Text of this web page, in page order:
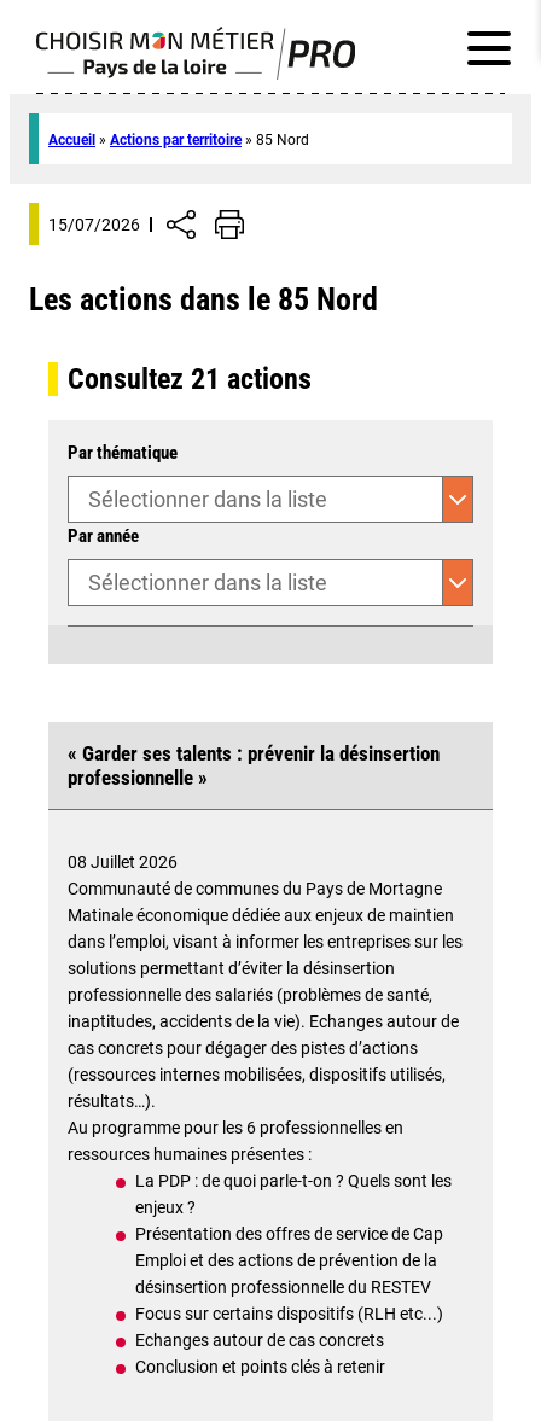
Accueil » Actions par territoire» 85 Nord
15/07/2026
Les actions dans le 85 Nord
Consultez 21 actions
Par thématique
Par année
« Garder ses talents : prévenir la désinsertion
professionnelle »
08 Juillet 2026
Communauté de communes du Pays de Mortagne
Matinale économique dédiée aux enjeux de maintien
dans l’emploi, visant à informer les entreprises sur les
solutions permettant d’éviter la désinsertion
professionnelle des salariés (problèmes de santé,
inaptitudes, accidents de la vie). Echanges autour de
cas concrets pour dégager des pistes d’actions
(ressources internes mobilisées, dispositifs utilisés,
résultats…).
Au programme pour les 6 professionnelles en
ressources humaines présentes :
La PDP : de quoi parle-t-on ? Quels sont les
enjeux ?
Présentation des offres de service de Cap
Emploi et des actions de prévention de la
désinsertion professionnelle du RESTEV
Focus sur certains dispositifs (RLH etc...)
Echanges autour de cas concrets
Conclusion et points clés à retenir